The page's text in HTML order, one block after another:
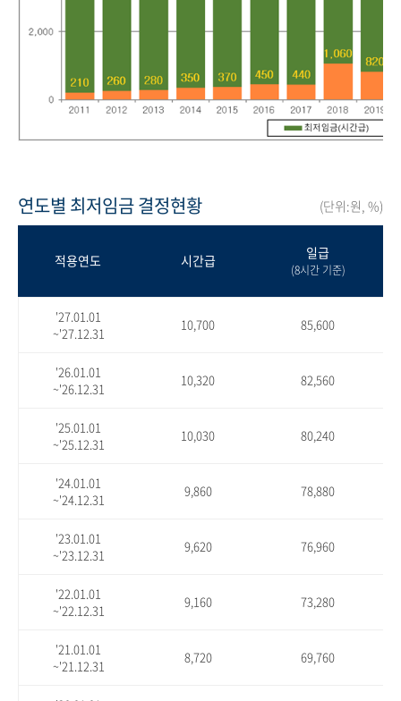
연도별 최저임금 결정현황 (단위:원, %)
적용연도 시간급 일급
(8시간 기준)
'27.01.01
~'27.12.31
10,700 85,600
'26.01.01
~'26.12.31
10,320 82,560
'25.01.01
~'25.12.31
10,030 80,240
'24.01.01
~'24.12.31
9,860 78,880
'23.01.01
~'23.12.31
9,620 76,960
'22.01.01
~'22.12.31
9,160 73,280
'21.01.01
~'21.12.31
8,720 69,760